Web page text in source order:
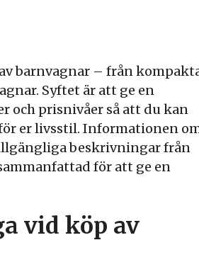
barnvagnar – från
Syftet är att ge en
och prisnivåer så att du kan
er livsstil. Informationen
beskrivningar från
för att ge en
vid köp av